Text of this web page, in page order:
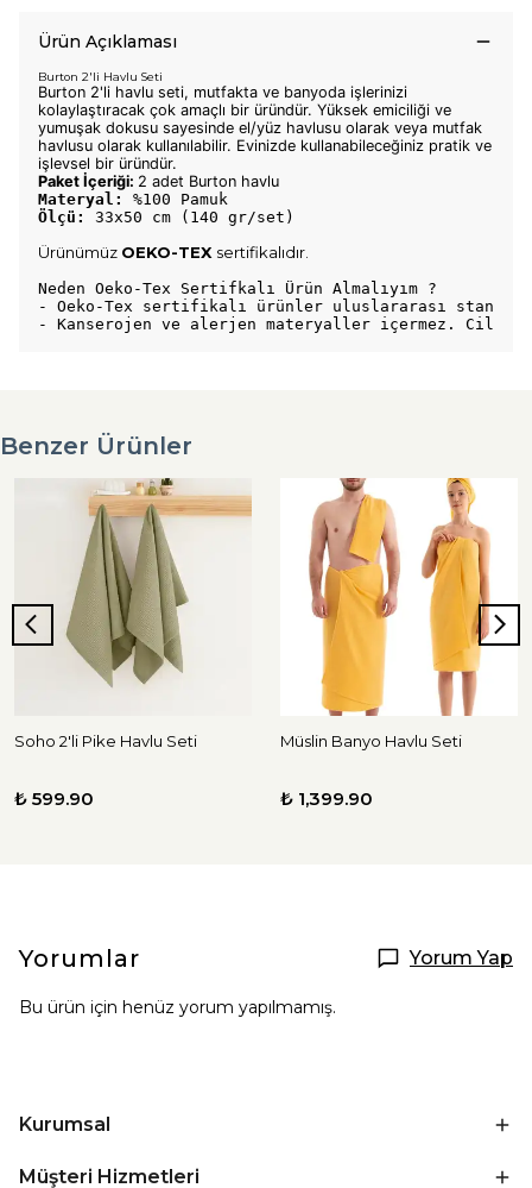
Ürün Açıklaması
Burton 2'li Havlu Seti
Burton 2'li havlu seti, mutfakta ve banyoda işlerinizi
kolaylaştıracak çok amaçlı bir üründür. Yüksek emiciliği ve
yumuşak dokusu sayesinde el/yüz havlusu olarak veya mutfak
havlusu olarak kullanılabilir. Evinizde kullanabileceğiniz pratik ve
işlevsel bir üründür.
Paket İçeriği: 2 adet Burton havlu
Materyal: %100 Pamuk
Ölçü: 33x50 cm (140 gr/set)
Ürünümüz OEKO-TEX sertifikalıdır.
Neden Oeko-Tex Sertifkalı Ürün Almalıyım ?
- Oeko-Tex sertifikalı ürünler uluslararası
- Kanserojen ve alerjen materyaller içermez. Cildi
Benzer Ürünler
Soho 2'li Pike Havlu Seti
₺ 599.90
Müslin Banyo Havlu Seti
₺ 1,399.90
Yorumlar Yorum Yap
Bu ürün için henüz yorum yapılmamış.
Kurumsal
Müşteri Hizmetleri